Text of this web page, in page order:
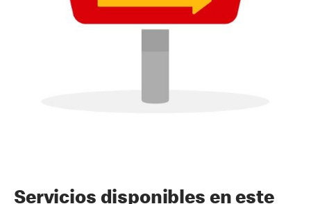
Servicios disponibles en este